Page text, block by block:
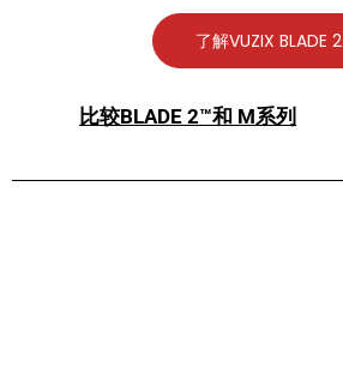
了解VUZIX BLADE 2
比较BLADE 2™和 M系列